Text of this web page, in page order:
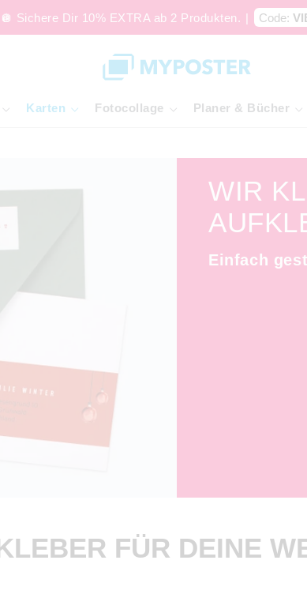
🪩 Sichere Dir 10% EXTRA ab 2 Produkten. | Code:
Karten Fotocollage Planer & Bücher
WIR
Einfach
FÜR DEINE